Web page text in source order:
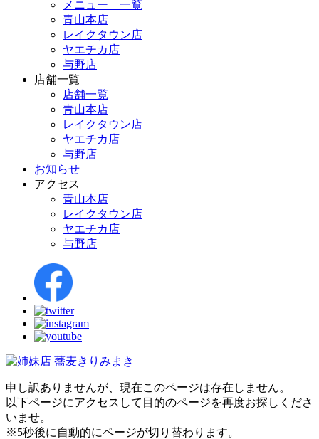
メニュー 一覧
青山本店
レイクタウン店
ヤエチカ店
与野店
店舗一覧
店舗一覧
青山本店
レイクタウン店
ヤエチカ店
与野店
お知らせ
アクセス
青山本店
レイクタウン店
ヤエチカ店
与野店
申し訳ありませんが、現在このページは存在しません。
以下ページにアクセスして目的のページを再度お探しくださ
いませ。
※5秒後に自動的にページが切り替わります。